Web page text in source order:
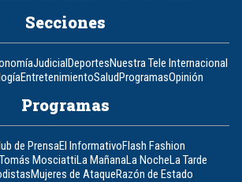
Secciones
JudicialDeportesNuestra Tele Internacional
EntretenimientoSaludProgramasOpinión
Programas
de PrensaEl InformativoFlash Fashion
MosciattiLa MañanaLa NocheLa Tarde
Mujeres de AtaqueRazón de Estado